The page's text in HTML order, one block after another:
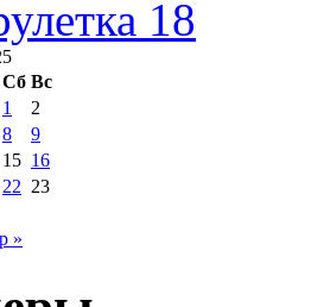
18
Сб Вс
»
1
2
8
9
15 16
22 23